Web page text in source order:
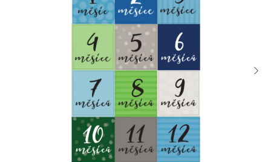
FOTORECENZE
MOJE OBJEDNÁVKA
Kontakty Moje objednávka
Oblíbené ♥️
Hodnocení obchodu
Obchodní podmínky
Podmínky ochrany osobních údajů
Ověřování recenzí